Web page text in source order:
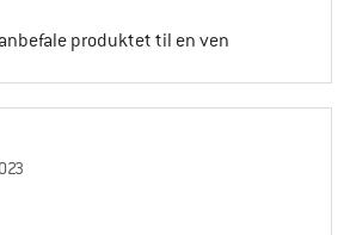
produktet til en ven